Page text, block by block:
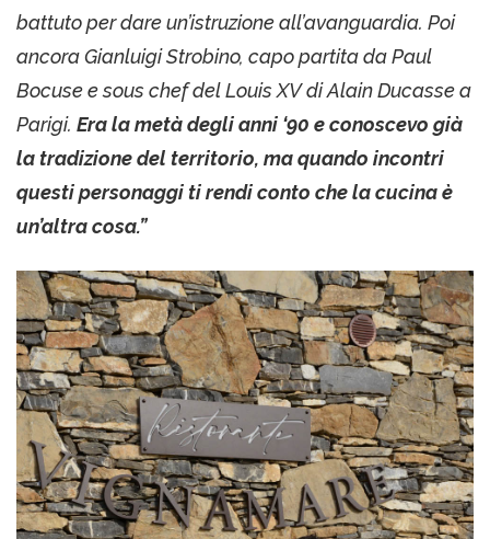
battuto per dare un’istruzione all’avanguardia. Poi
ancora Gianluigi Strobino, capo partita da Paul
Bocuse e sous chef del Louis XV di Alain Ducasse a
Parigi. Era la metà degli anni ‘90 e conoscevo già
la tradizione del territorio, ma quando incontri
questi personaggi ti rendi conto che la cucina è
un’altra cosa.”